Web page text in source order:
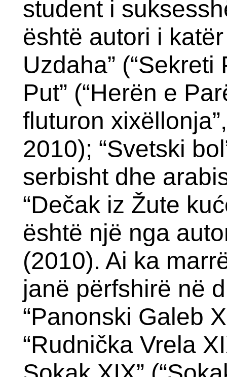
student i
është autori i
Uzdaha”
Put” (“Herën e
fluturon
2010); “Svetski
serbisht dhe
“Dečak iz Žute
është një nga
(2010). Ai ka
janë përfshirë në
“Panonski Galeb
“Rudnička Vrela